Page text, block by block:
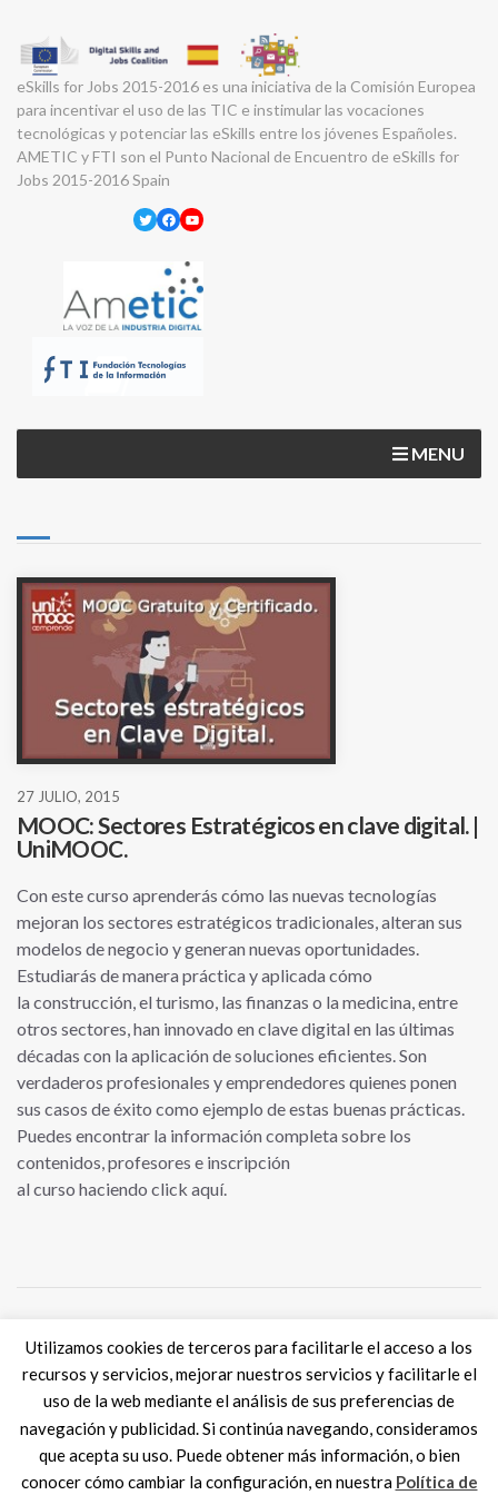
eSkills for Jobs 2015-2016 es una iniciativa de la Comisión Europea
para incentivar el uso de las TIC e instimular las vocaciones
tecnológicas y potenciar las eSkills entre los jóvenes Españoles.
AMETIC y FTI son el Punto Nacional de Encuentro de eSkills for
Jobs 2015-2016 Spain
Twitter
Facebook
YouTube
MENU
27 JULIO, 2015
MOOC: Sectores Estratégicos en clave digital. |
UniMOOC.
Con este curso aprenderás cómo las nuevas tecnologías
mejoran los sectores estratégicos tradicionales, alteran sus
modelos de negocio y generan nuevas oportunidades.
Estudiarás de manera práctica y aplicada cómo
la construcción, el turismo, las finanzas o la medicina, entre
otros sectores, han innovado en clave digital en las últimas
décadas con la aplicación de soluciones eficientes. Son
verdaderos profesionales y emprendedores quienes ponen
sus casos de éxito como ejemplo de estas buenas prácticas.
Puedes encontrar la información completa sobre los
contenidos, profesores e inscripción
al curso haciendo click aquí.
Tweets por @eSkills4Jobs
Digital Skills ES 2017 SPAIN |Aviso legal| Política de Cookies
Utilizamos cookies de terceros para facilitarle el acceso a los
recursos y servicios, mejorar nuestros servicios y facilitarle el
uso de la web mediante el análisis de sus preferencias de
navegación y publicidad. Si continúa navegando, consideramos
que acepta su uso. Puede obtener más información, o bien
conocer cómo cambiar la configuración, en nuestra Política de